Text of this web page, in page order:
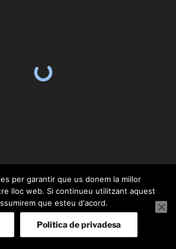
per garantir que us donem la millor
lloc web. Si continueu utilitzant aquest
que esteu d'acord.
Política de privadesa